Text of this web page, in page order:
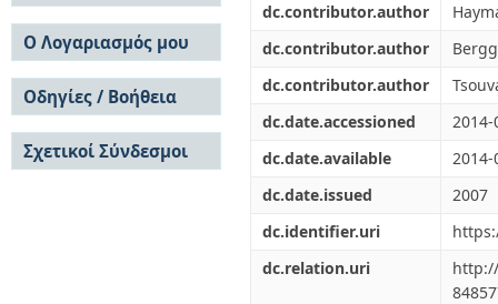
dc.contributor.author
dc.contributor.author
dc.contributor.author
dc.date.accessioned
2014-
dc.date.available
2014-
dc.date.issued
2007
dc.identifier.uri
dc.relation.uri
Σε όλο το DSpace
Κοινότητες & Συλλογές
Ανά Ημερομηνία
Έκδοσης
Συγγραφείς
Τίτλοι
Θέματα
Ο Λογαριασμός μου
Σύνδεση
Εγγραφή
Οδηγίες / Βοήθεια
Οδηγίες Υποβολής
Οδηγίες Χρήσης ΙΑ
Συχνές Ερωτήσεις
Σχετικοί Σύνδεσμοι